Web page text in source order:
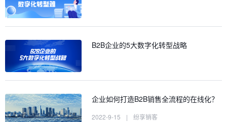
B2B企业的5大数字化转型战略
企业如何打造B2B销售全流程的在线化？
2022-9-15 | 纷享销客